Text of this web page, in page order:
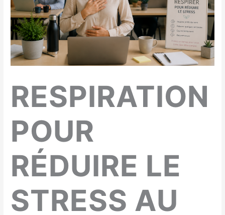
RESPIRATION
POUR
RÉDUIRE LE
STRESS AU